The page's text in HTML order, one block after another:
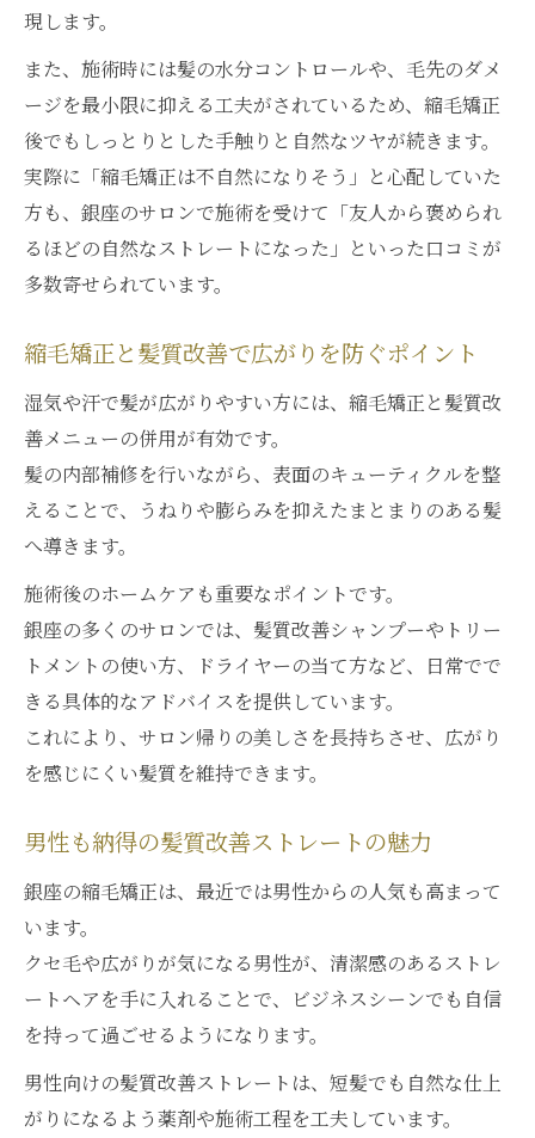
現します。
また、施術時には髪の水分コントロールや、毛先のダメ
ージを最小限に抑える工夫がされているため、縮毛矯正
後でもしっとりとした手触りと自然なツヤが続きます。
実際に「縮毛矯正は不自然になりそう」と心配していた
方も、銀座のサロンで施術を受けて「友人から褒められ
るほどの自然なストレートになった」といった口コミが
多数寄せられています。
縮毛矯正と髪質改善で広がりを防ぐポイント
湿気や汗で髪が広がりやすい方には、縮毛矯正と髪質改
善メニューの併用が有効です。
髪の内部補修を行いながら、表面のキューティクルを整
えることで、うねりや膨らみを抑えたまとまりのある髪
へ導きます。
施術後のホームケアも重要なポイントです。
銀座の多くのサロンでは、髪質改善シャンプーやトリー
トメントの使い方、ドライヤーの当て方など、日常でで
きる具体的なアドバイスを提供しています。
これにより、サロン帰りの美しさを長持ちさせ、広がり
を感じにくい髪質を維持できます。
男性も納得の髪質改善ストレートの魅力
銀座の縮毛矯正は、最近では男性からの人気も高まって
います。
クセ毛や広がりが気になる男性が、清潔感のあるストレ
ートヘアを手に入れることで、ビジネスシーンでも自信
を持って過ごせるようになります。
男性向けの髪質改善ストレートは、短髪でも自然な仕上
がりになるよう薬剤や施術工程を工夫しています。